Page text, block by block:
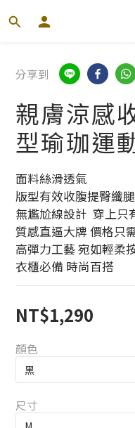
分享到
親膚涼感
型瑜珈運
面料絲滑透氣
版型有效收腹提臀纖腿
無尷尬線設計  穿上只
質感直逼大牌 價格只
高彈力工藝 宛如輕柔
衣櫃必備 時尚百搭
NT$1,290
顏色
尺寸